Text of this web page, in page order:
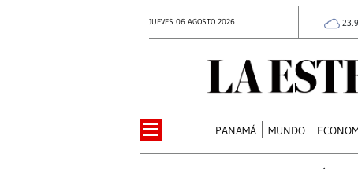
JUEVES 06 AGOSTO 2026
PANAMÁ MUNDO